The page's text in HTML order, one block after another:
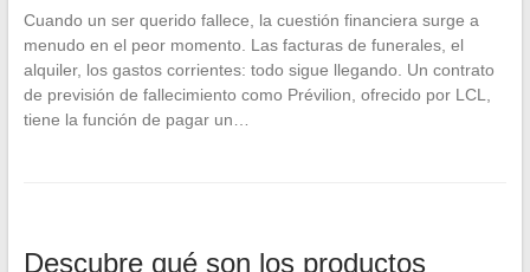
Cuando un ser querido fallece, la cuestión financiera surge a
menudo en el peor momento. Las facturas de funerales, el
alquiler, los gastos corrientes: todo sigue llegando. Un contrato
de previsión de fallecimiento como Prévilion, ofrecido por LCL,
tiene la función de pagar un…
Descubre qué son los productos